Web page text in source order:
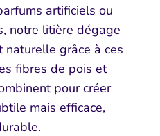
artificiels ou
notre litière dégage
grâce à ces
fibres de pois et
pour créer
mais efficace,